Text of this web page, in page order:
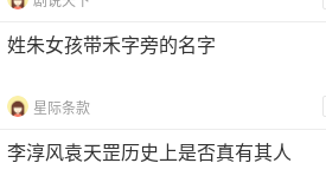
姓朱女孩带禾字旁的名字
星际条款
李淳风袁天罡历史上是否真有其人